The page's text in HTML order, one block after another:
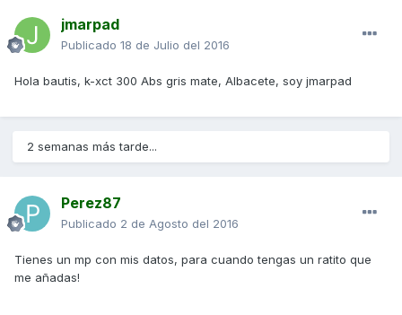
jmarpad
Publicado 18 de Julio del 2016
Hola bautis, k-xct 300 Abs gris mate, Albacete, soy jmarpad
2 semanas más tarde...
Perez87
Publicado 2 de Agosto del 2016
Tienes un mp con mis datos, para cuando tengas un ratito que
me añadas!